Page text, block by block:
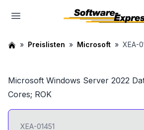
Preislisten Microsoft XEA-
Microsoft Windows Server 2022
Cores; ROK
XEA-01451